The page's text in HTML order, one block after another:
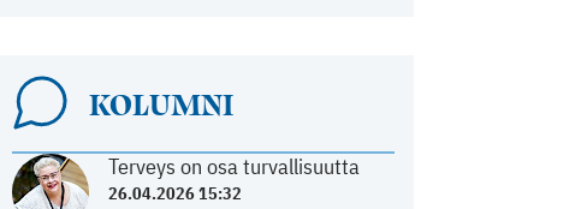
KOLUMNI
Terveys on osa turvallisuutta
26.04.2026 15:32